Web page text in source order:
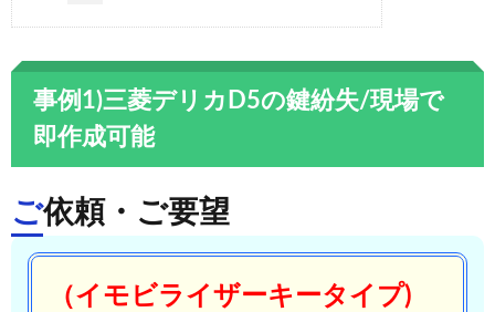
事例1)三菱デリカD5の鍵紛失/現場で
即作成可能
ご依頼・ご要望
（イモビライザーキータイプ)